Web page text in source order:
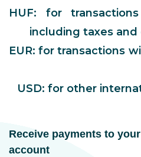
HUF: for
including taxes
EUR: for transactions
USD: for other
Receive payments to
account